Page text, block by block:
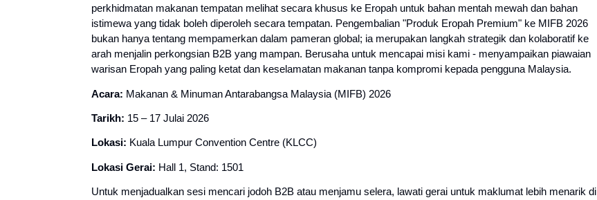
perkhidmatan makanan tempatan melihat secara khusus ke Eropah untuk bahan mentah mewah dan bahan
istimewa yang tidak boleh diperoleh secara tempatan. Pengembalian "Produk Eropah Premium" ke MIFB 2026
bukan hanya tentang mempamerkan dalam pameran global; ia merupakan langkah strategik dan kolaboratif ke
arah menjalin perkongsian B2B yang mampan. Berusaha untuk mencapai misi kami - menyampaikan piawaian
warisan Eropah yang paling ketat dan keselamatan makanan tanpa kompromi kepada pengguna Malaysia.
Acara: Makanan & Minuman Antarabangsa Malaysia (MIFB) 2026
Tarikh: 15 – 17 Julai 2026
Lokasi: Kuala Lumpur Convention Centre (KLCC)
Lokasi Gerai: Hall 1, Stand: 1501
Untuk menjadualkan sesi mencari jodoh B2B atau menjamu selera, lawati gerai untuk maklumat lebih menarik di